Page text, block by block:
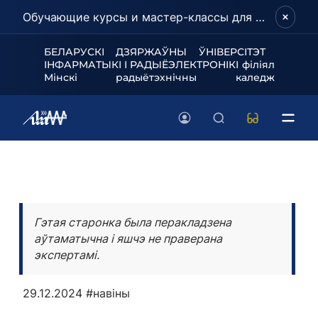
Обучающие курсы и мастер-классы для школьников и абитуриентов!
БЕЛАРУСКІ ДЗЯРЖАЎНЫ ЎНІВЕРСІТЭТ
ІНФАРМАТЫКІ І РАДЫЁЭЛЕКТРОНІКІ філіял
Мінскі радыётэхнічны каледж
Гэтая старонка была перакладзена
аўтаматычна і яшчэ не праверана
экспертамі.
29.12.2024 #навіны